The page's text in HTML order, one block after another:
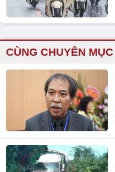
CÙNG CHUYÊN MỤC